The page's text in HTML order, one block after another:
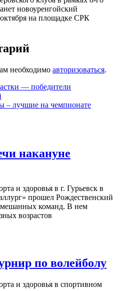
новоуренгойский
на площадке СРК
необходимо авторизоваться.
— победители
– лучшие на чемпионате
накануне
и здоровья в г. Гурьевск в
прошел Рождественский
команд. В нем
возрастов
по волейболу
и здоровья в спортивном